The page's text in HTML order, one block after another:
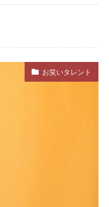
お笑いタレント